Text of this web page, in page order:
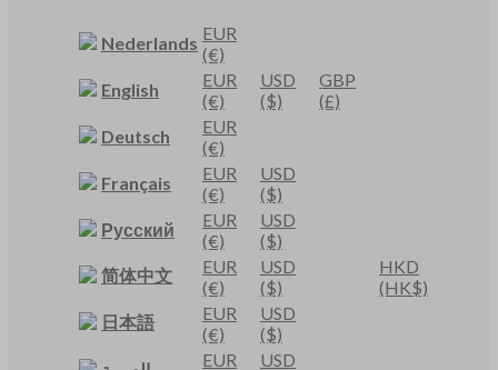
Nederlands EUR
(€)
English
EUR
(€)
USD
($)
GBP
(£)
Deutsch
EUR
(€)
Français
EUR
(€)
USD
($)
Русский
EUR
(€)
USD
($)
简体中文
EUR
(€)
USD
($)
HKD
(HK$)
日本語
EUR
(€)
USD
($)
EUR
USD